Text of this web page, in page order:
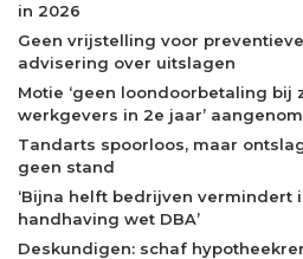
in 2026
Geen vrijstelling voor
advisering over uitslagen
Motie ‘geen loondoorbetaling bij
werkgevers in 2e jaar’
Tandarts spoorloos, maar
geen stand
‘Bijna helft bedrijven vermindert
handhaving wet DBA’
Deskundigen: schaf